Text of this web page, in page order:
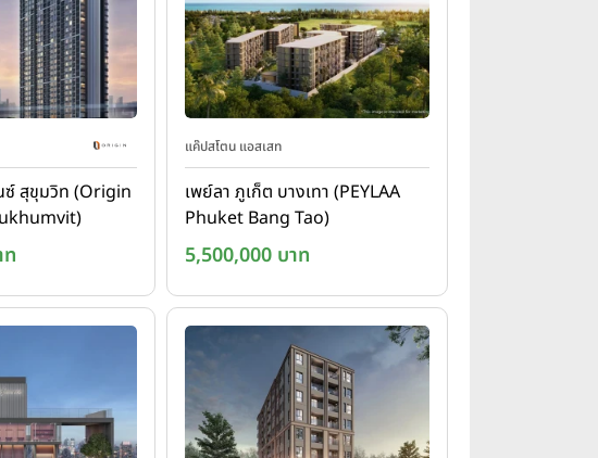
ซ์ สุขุมวิท (Origin
แค๊ปสโตน แอสเสท
เพย์ลา ภูเก็ต บางเทา (PEYLAA
Phuket Bang Tao)
5,500,000 บาท